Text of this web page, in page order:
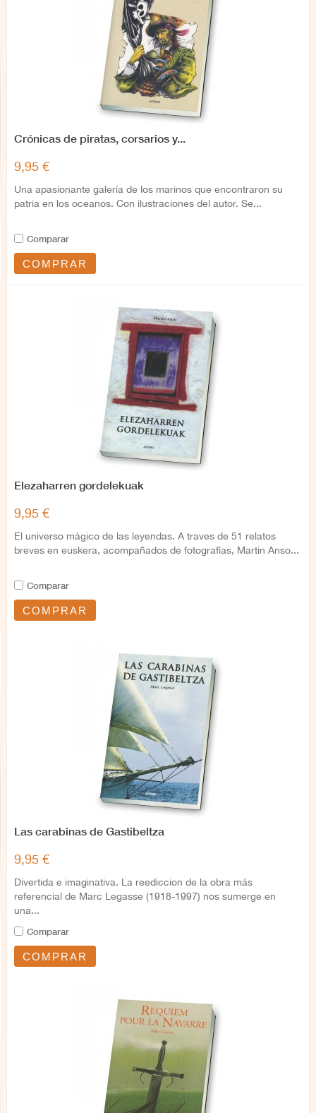
Crónicas de piratas, corsarios y...
9,95 €
Una apasionante galería de los marinos que encontraron su
patria en los oceanos. Con ilustraciones del autor. Se...
Comparar
COMPRAR
Elezaharren gordelekuak
9,95 €
El universo mágico de las leyendas. A traves de 51 relatos
breves en euskera, acompañados de fotografías, Martin Anso...
Comparar
COMPRAR
Las carabinas de Gastibeltza
9,95 €
Divertida e imaginativa. La reediccion de la obra más
referencial de Marc Legasse (1918-1997) nos sumerge en
una...
Comparar
COMPRAR